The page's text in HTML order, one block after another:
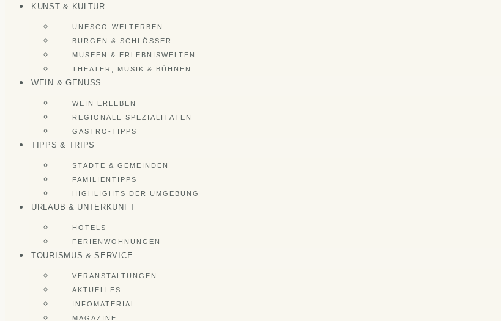
KUNST & KULTUR
UNESCO-WELTERBEN
BURGEN & SCHLÖSSER
MUSEEN & ERLEBNISWELTEN
THEATER, MUSIK & BÜHNEN
WEIN & GENUSS
WEIN ERLEBEN
REGIONALE SPEZIALITÄTEN
GASTRO-TIPPS
TIPPS & TRIPS
STÄDTE & GEMEINDEN
FAMILIENTIPPS
HIGHLIGHTS DER UMGEBUNG
URLAUB & UNTERKUNFT
HOTELS
FERIENWOHNUNGEN
TOURISMUS & SERVICE
VERANSTALTUNGEN
AKTUELLES
INFOMATERIAL
MAGAZINE